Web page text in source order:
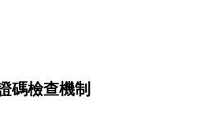
碼檢查機制